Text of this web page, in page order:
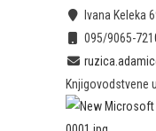
Ivana Keleka
095/9065-721
Knjigovodstvene